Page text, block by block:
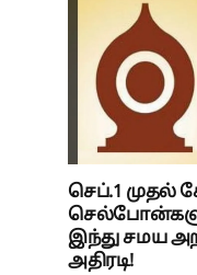
செப்.1 முதல்
இந்து சமய
அதிரடி!